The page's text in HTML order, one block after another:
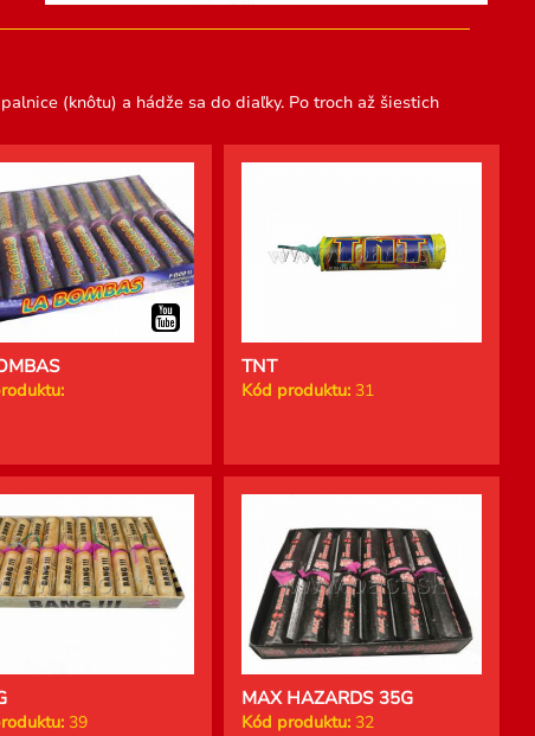
(knôtu) a hádže sa do diaľky. Po troch až šiestich
TNT
Kód produktu: 31
39
MAX HAZARDS 35G
Kód produktu: 32